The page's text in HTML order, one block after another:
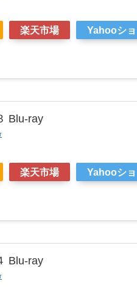
楽天市場 Yahooシ
Blu-ray
楽天市場 Yahooシ
Blu-ray